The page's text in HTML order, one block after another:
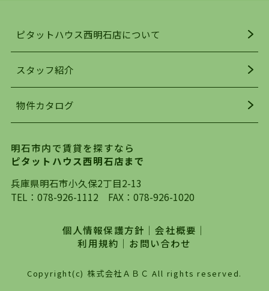
明石駅・西明石駅を中心に、明石市・神戸市西区
でお部屋探している方は、ぜひ当ＨＰにて物件を
お探しになってください。弊社は、スタッフの平
を行っており地域最大級の情報取扱量を誇ってお
ります。店頭で限られた物件をご紹介する、従来
自身でインターネットを利用し、理想のお部屋を
探していただき、選択していただいた物件情報に
対して、専門知識を持ったスタッフがサポートさ
せていただくスタイルを心がけております。私た
は、一度だけでは終わらない、お客様との末長い
お付き合いです。初めての一人暮らしから、就
職・ご結婚・売買物件の購入、などなど一生涯に
わたる、良きアドバイザーとして、地域に密着し
た営業スタイルで様々なお役立ちができればと強
ピタットハウス西明石店について
スタッフ紹介
物件カタログ
明石市内で賃貸を探すなら
ピタットハウス西明石店まで
兵庫県明石市小久保2丁目2-13
TEL： 078-926-1112 FAX：078-926-1020
個人情報保護方針 ｜会社概要 ｜
利用規約 ｜ お問い合わせ
Copyright(c) 株式会社ＡＢＣ All rights reserved.